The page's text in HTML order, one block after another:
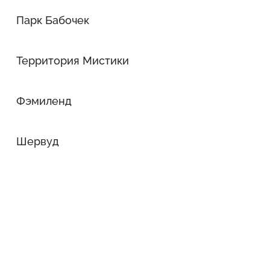
Парк Бабочек
Территория Мистики
Фэмиленд
Шервуд